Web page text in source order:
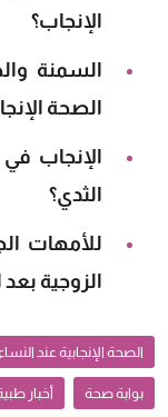
الإنجاب؟
السمنة
الصحة
الإنجاب
الثدي؟
الزوجية بعد
الصحة الإنجابية عند النساء
بوابة صحة أخبار